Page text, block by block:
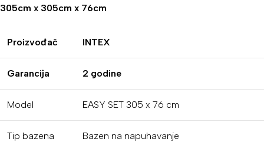
305cm x 305cm x 76cm
Proizvođač INTEX
Garancija 2 godine
Model EASY SET 305 x 76 cm
Tip bazena Bazen na napuhavanje